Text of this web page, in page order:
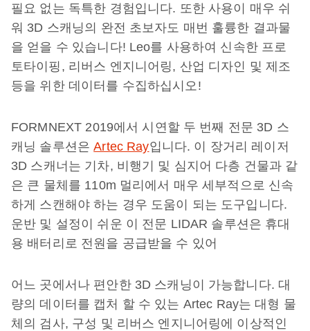
필요 없는 독특한 경험입니다. 또한 사용이 매우 쉬
워 3D 스캐닝의 완전 초보자도 매번 훌륭한 결과물
을 얻을 수 있습니다! Leo를 사용하여 신속한 프로
토타이핑, 리버스 엔지니어링, 산업 디자인 및 제조
등을 위한 데이터를 수집하십시오!
FORMNEXT 2019에서 시연할 두 번째 전문 3D 스
캐닝 솔루션은Artec Ray입니다. 이 장거리 레이저
3D 스캐너는 기차, 비행기 및 심지어 다층 건물과 같
은 큰 물체를 110m 멀리에서 매우 세부적으로 신속
하게 스캔해야 하는 경우 도움이 되는 도구입니다.
운반 및 설정이 쉬운 이 전문 LIDAR 솔루션은 휴대
용 배터리로 전원을 공급받을 수 있어
어느 곳에서나 편안한 3D 스캐닝이 가능합니다. 대
량의 데이터를 캡처 할 수 있는 Artec Ray는 대형 물
체의 검사, 구성 및 리버스 엔지니어링에 이상적인